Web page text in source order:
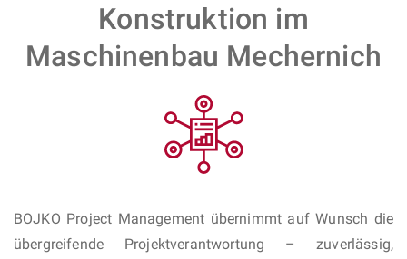
Konstruktion im
Maschinenbau Mechernich
BOJKO Project Management übernimmt auf Wunsch die
übergreifende Projektverantwortung – zuverlässig,